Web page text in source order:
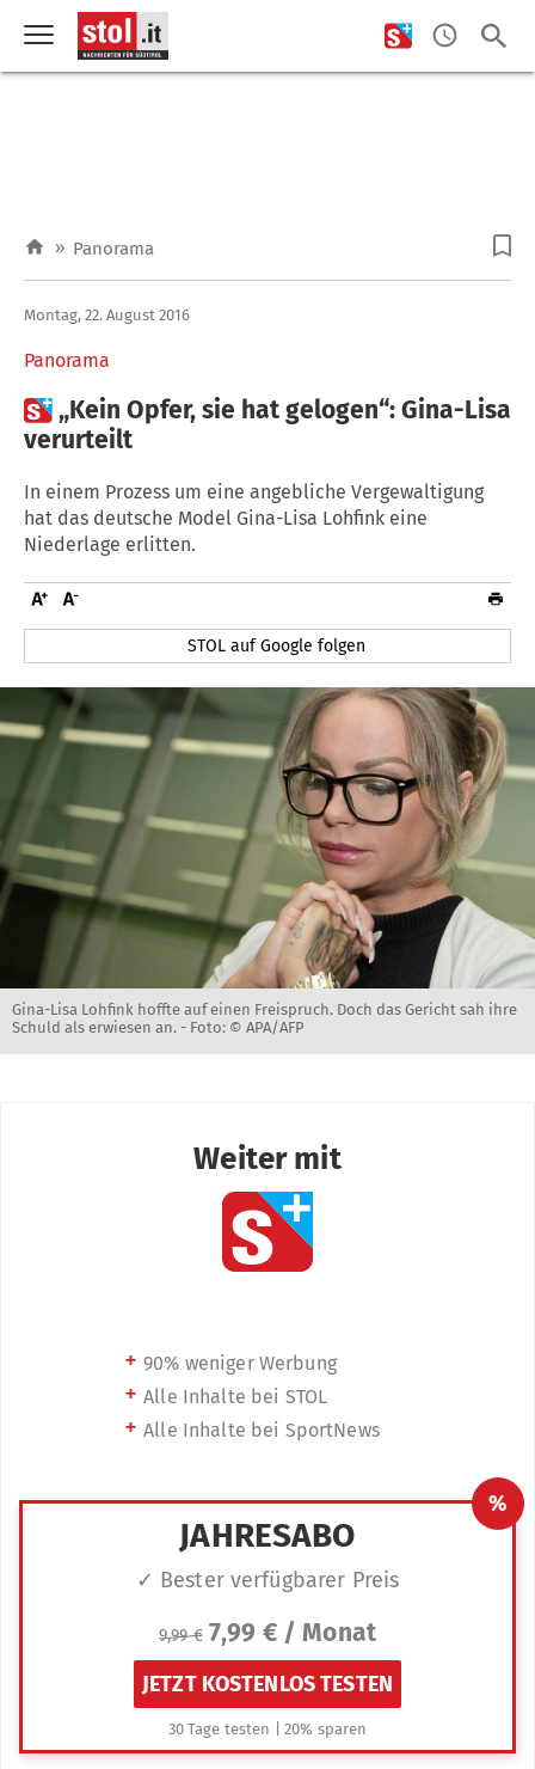
» Panorama
Panorama
Montag, 22. August 2016
„Kein Opfer, sie hat gelogen“: Gina-Lisa
verurteilt
In einem Prozess um eine angebliche Vergewaltigung
hat das deutsche Model Gina-Lisa Lohfink eine
Niederlage erlitten.
STOL auf Google folgen
Gina-Lisa Lohfink hoffte auf einen Freispruch. Doch das Gericht sah ihre
Schuld als erwiesen an. - Foto: © APA/AFP